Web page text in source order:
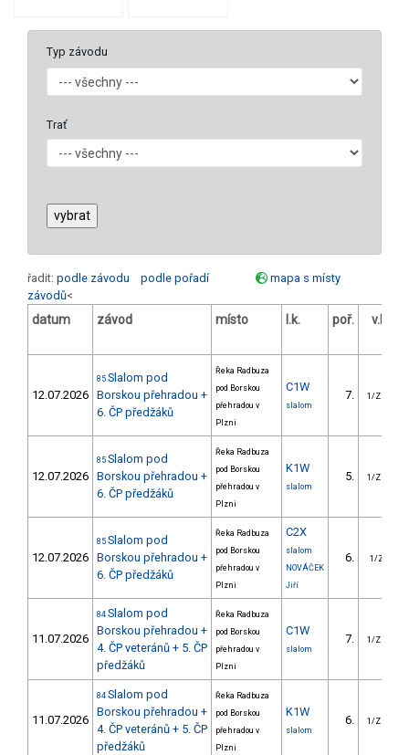
Typ závodu
Trať
řadit: podle závodu podle pořadí
mapa s místy
závodů<
datum závod místo l.k. poř. v.k.
12.07.2026
85 Slalom pod
Borskou přehradou +
6. ČP předžáků
Řeka Radbuza
pod Borskou
přehradou v
Plzni
C1W
slalom
7. 1/ZM
12.07.2026
85 Slalom pod
Borskou přehradou +
6. ČP předžáků
Řeka Radbuza
pod Borskou
přehradou v
Plzni
K1W
slalom
5. 1/ZM
12.07.2026
85 Slalom pod
Borskou přehradou +
6. ČP předžáků
Řeka Radbuza
pod Borskou
přehradou v
Plzni
C2X
slalom
NOVÁČEK
Jiří
6. 1/ZS
11.07.2026
84 Slalom pod
Borskou přehradou +
4. ČP veteránů + 5. ČP
předžáků
Řeka Radbuza
pod Borskou
přehradou v
Plzni
C1W
slalom
7. 1/ZM
11.07.2026
84 Slalom pod
Borskou přehradou +
4. ČP veteránů + 5. ČP
předžáků
Řeka Radbuza
pod Borskou
přehradou v
Plzni
K1W
slalom
6. 1/ZM